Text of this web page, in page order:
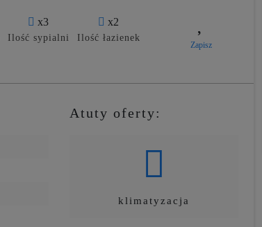
x3
Ilość sypialni
x2
Ilość łazienek
Zapisz
Atuty oferty:
klimatyzacja